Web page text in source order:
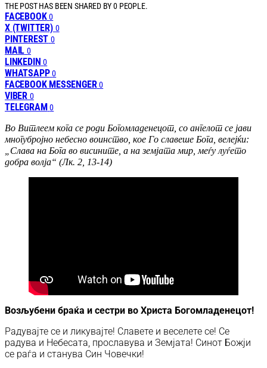
THE POST HAS BEEN SHARED BY0 PEOPLE.
FACEBOOK 0
X (TWITTER) 0
PINTEREST 0
MAIL 0
LINKEDIN 0
WHATSAPP 0
FACEBOOK MESSENGER 0
VIBER 0
TELEGRAM 0
Во Витлеем кога се роди Богомладенецот, со ангелот се јави
многубројно небесно воинство, кое Го славеше Бога, велејќи:
„Слава на Бога во висините, а на земјата мир, меѓу луѓето
добра волја“ (Лк. 2, 13-14)
Возљубени браќа и сестри во Христа Богомладенецот!
Радувајте се и ликувајте! Славете и веселете се! Се
радува и Небесата, прославува и Земјата! Синот Божји
се раѓа и станува Син Човечки!